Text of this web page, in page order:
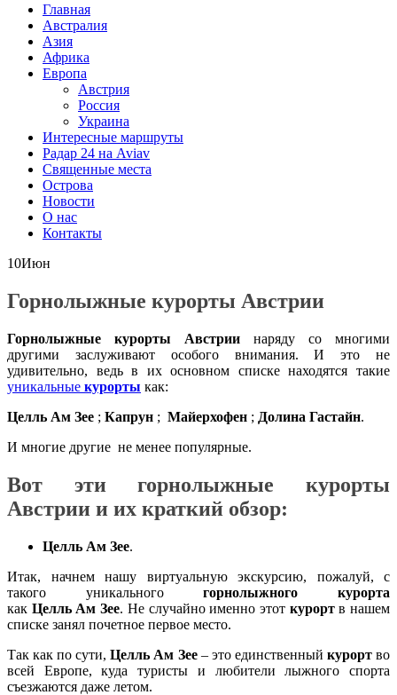
Главная
Австралия
Азия
Африка
Европа
Австрия
Россия
Украина
Интересные маршруты
Радар 24 на Aviav
Священные места
Острова
Новости
О нас
Контакты
10Июн
Горнолыжные курорты Австрии
Горнолыжные курорты Австрии наряду со многими
другими заслуживают особого внимания. И это не
удивительно, ведь в их основном списке находятся такие
уникальные курорты как:
Целль Ам Зее ; Капрун ; Майерхофен ; Долина Гастайн.
И многие другие не менее популярные.
Вот эти горнолыжные курорты
Австрии и их краткий обзор:
Целль Ам Зее.
Итак, начнем нашу виртуальную экскурсию, пожалуй, с
такого уникальногогорнолыжного курорта
как Целль Ам Зее. Не случайно именно этот курортв нашем
списке занял почетное первое место.
Так как по сути,Целль Ам Зее– это единственный курортво
всей Европе, куда туристы и любители лыжного спорта
съезжаются даже летом.